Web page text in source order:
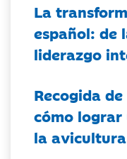
La
español: de
liderazgo
Recogida
cómo
la